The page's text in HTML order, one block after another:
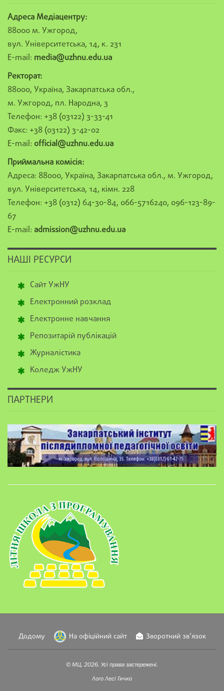
Адреса Медіацентру:
88000 м. Ужгород,
вул. Університетська, 14, к. 231
E-mail: media@uzhnu.edu.ua
Ректорат:
88000, Україна, Закарпатська обл.,
м. Ужгород, пл. Народна, 3
Телефон: +38 (03122) 3-33-41
Факс: +38 (03122) 3-42-02
E-mail: official@uzhnu.edu.ua
Приймальна комісія:
Адреса: 88000, Україна, Закарпатська обл., м. Ужгород,
вул. Університетська, 14, кімн. 228
Телефон: +38 (0312) 64-30-84, 066-5716240, 096-123-89-
67
E-mail: admission@uzhnu.edu.ua
НАШІ РЕСУРСИ
Сайт УжНУ
Електронний розклад
Електронне навчання
Репозитарій публікацій
Журналістика
Коледж УжНУ
ПАРТНЕРИ
Додому На офіційний сайт Зворотний зв’язок
© МЦ, 2026. Усі права застережені.
Лого Лесі Гичко